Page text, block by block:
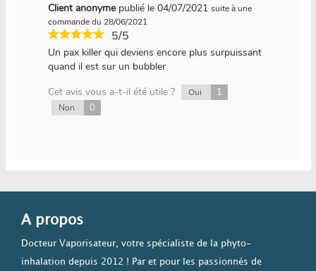
Client anonyme publié le 04/07/2021 suite à une
commande du 28/06/2021
5/5
Un pax killer qui deviens encore plus surpuissant
quand il est sur un bubbler
Cet avis vous a-t-il été utile ?
Oui 1
Non 0
A propos
Docteur Vaporisateur, votre spécialiste de la phyto-
inhalation depuis 2012 ! Par et pour les passionnés de